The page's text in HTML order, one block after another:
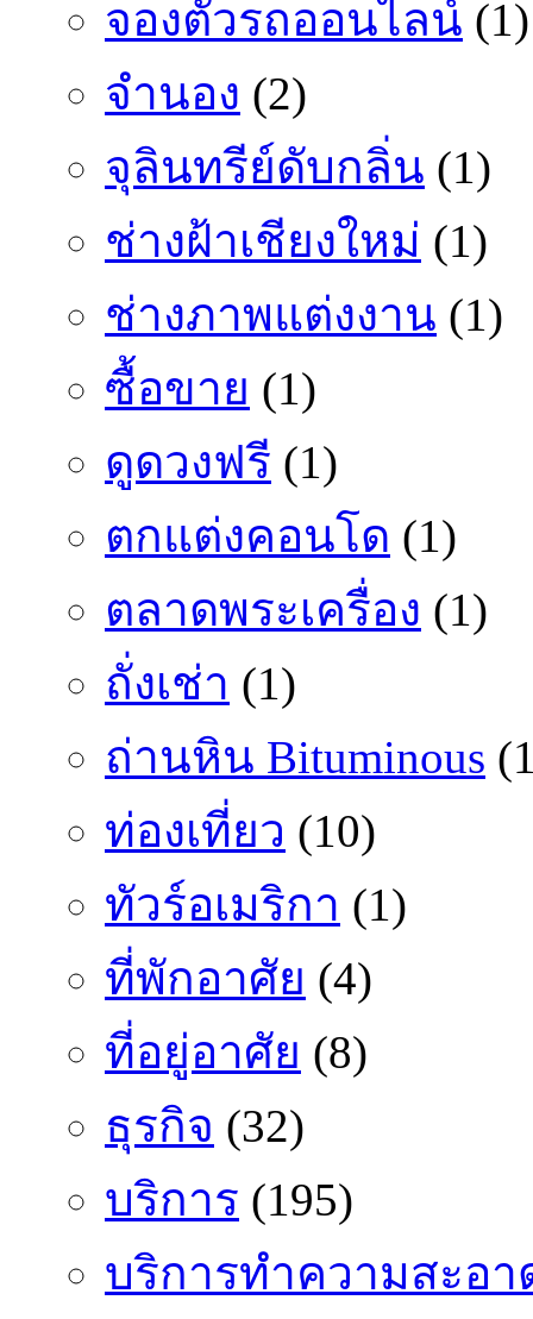
จองตั๋วรถออนไลน์ (1)
จำนอง (2)
จุลินทรีย์ดับกลิ่น (1)
ช่างฝ้าเชียงใหม่ (1)
ช่างภาพแต่งงาน (1)
ซื้อขาย (1)
ดูดวงฟรี (1)
ตกแต่งคอนโด (1)
ตลาดพระเครื่อง (1)
ถั่งเช่า (1)
ถ่านหิน Bituminous
ท่องเที่ยว (10)
ทัวร์อเมริกา (1)
ที่พักอาศัย (4)
ที่อยู่อาศัย (8)
ธุรกิจ (32)
บริการ (195)
บริการทำความสะอา